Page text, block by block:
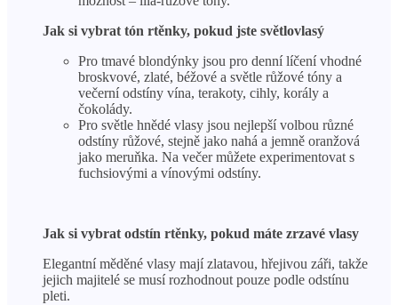
Jak si vybrat tón rtěnky, pokud jste světlovlasý
Pro tmavé blondýnky jsou pro denní líčení vhodné
broskvové, zlaté, béžové a světle růžové tóny a
večerní odstíny vína, terakoty, cihly, korály a
čokolády.
Pro světle hnědé vlasy jsou nejlepší volbou různé
odstíny růžové, stejně jako nahá a jemně oranžová
jako meruňka. Na večer můžete experimentovat s
fuchsiovými a vínovými odstíny.
Jak si vybrat odstín rtěnky, pokud máte zrzavé vlasy
Elegantní měděné vlasy mají zlatavou, hřejivou záři, takže
jejich majitelé se musí rozhodnout pouze podle odstínu
pleti.